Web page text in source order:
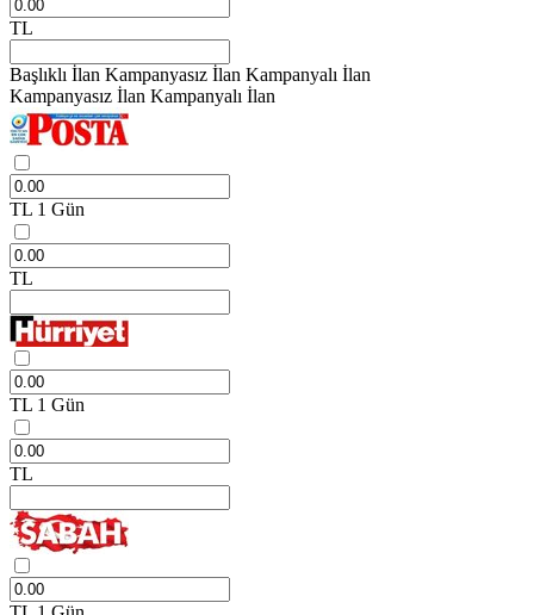
TL
Başlıklı İlan Kampanyasız İlan Kampanyalı İlan
Kampanyasız İlan Kampanyalı İlan
TL 1 Gün
TL
TL 1 Gün
TL